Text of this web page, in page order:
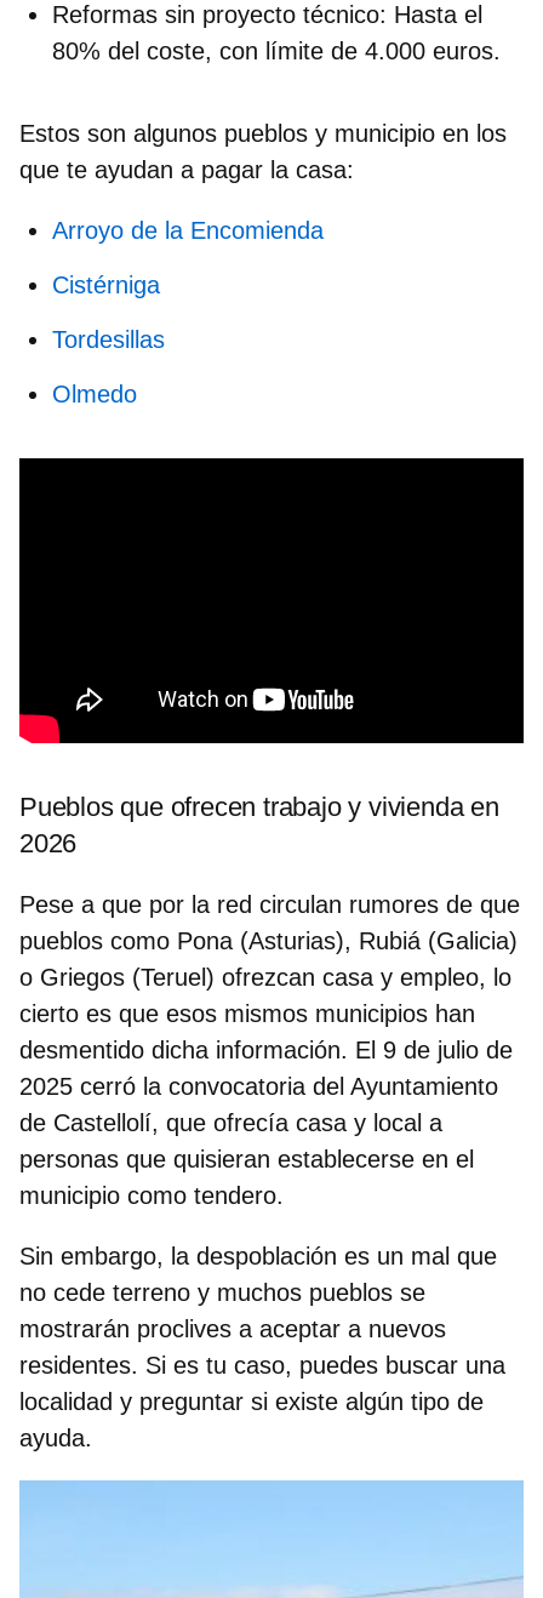
Reformas sin proyecto técnico: Hasta el
80% del coste, con límite de 4.000 euros.
Estos son algunos pueblos y municipio en los
que te ayudan a pagar la casa:
Arroyo de la Encomienda
Cistérniga
Tordesillas
Olmedo
Pueblos que ofrecen trabajo y vivienda en
2026
Pese a que por la red circulan rumores de que
pueblos como Pona (Asturias), Rubiá (Galicia)
o Griegos (Teruel) ofrezcan casa y empleo, lo
cierto es que esos mismos municipios han
desmentido dicha información. El 9 de julio de
2025 cerró la convocatoria del Ayuntamiento
de Castellolí, que ofrecía casa y local a
personas que quisieran establecerse en el
municipio como tendero.
Sin embargo, la despoblación es un mal que
no cede terreno y muchos pueblos se
mostrarán proclives a aceptar a nuevos
residentes. Si es tu caso, puedes buscar una
localidad y preguntar si existe algún tipo de
ayuda.